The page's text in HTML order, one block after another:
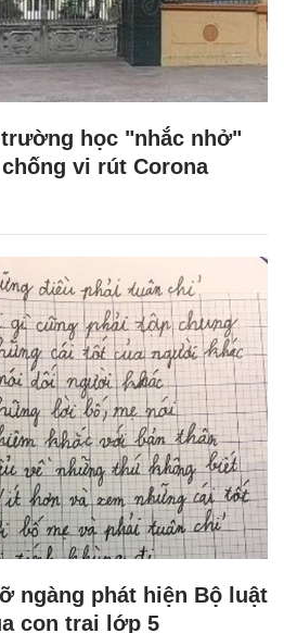
học "nhắc nhở"
vi rút Corona
ngàng phát hiện Bộ luật
con trai lớp 5